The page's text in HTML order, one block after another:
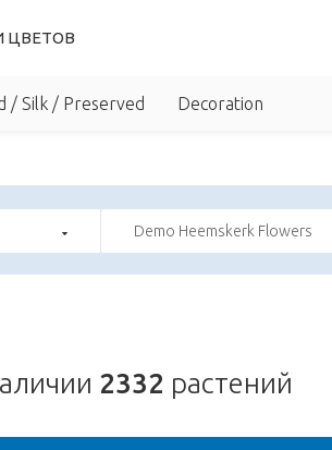
ЦВЕТОВ
/ Silk / Preserved Decoration
Demo Heemskerk Flowers
2332 растений